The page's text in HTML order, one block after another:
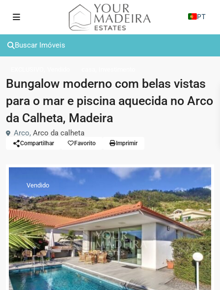
Buscar Imóveis
Bungalow moderno com belas vistas
para o mar e piscina aquecida no Arco
da Calheta, Madeira
Arco, Arco da calheta
Compartilhar Favorito Imprimir
Vendido
PT